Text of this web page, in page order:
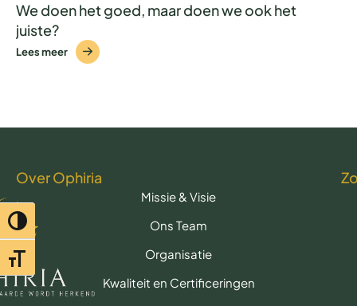
Toggle hoog contrast
Toggle lettertypegrootte
We doen het goed, maar doen we ook het
juiste?
Lees meer
Over Ophiria
Missie & Visie
Ons Team
Organisatie
Kwaliteit en Certificeringen